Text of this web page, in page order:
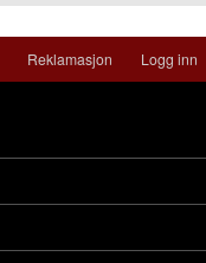
Reklamasjon Logg inn